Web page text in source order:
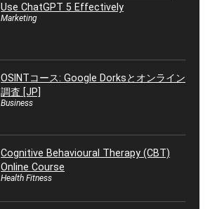
Use ChatGPT 5 Effectively
Marketing
OSINTコース: Google Dorksとオンライン
調査 [JP]
Business
Cognitive Behavioural Therapy (CBT)
Online Course
Health Fitness